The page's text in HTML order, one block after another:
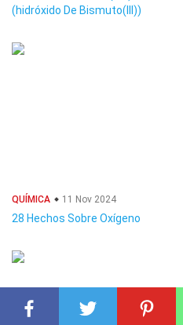
(hidróxido De Bismuto(III))
QUÍMICA 11 Nov 2024
28 Hechos Sobre Oxígeno